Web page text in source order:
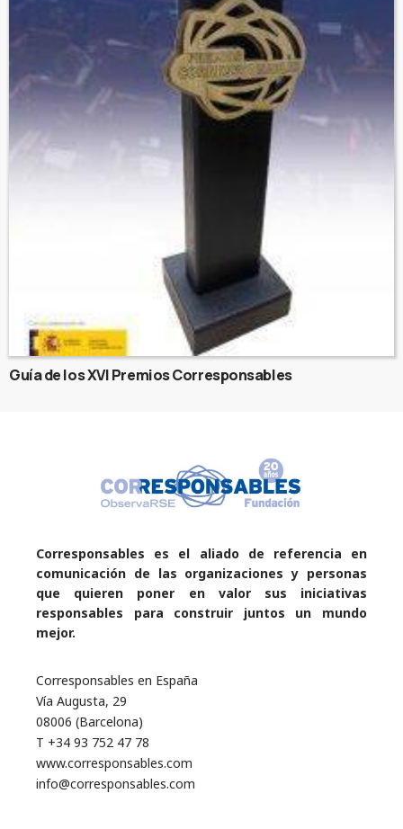
Guía de los XVI Premios Corresponsables
Corresponsables es el aliado de referencia en
comunicación de las organizaciones y personas
que quieren poner en valor sus iniciativas
responsables para construir juntos un mundo
mejor.
Corresponsables en España
Vía Augusta, 29
08006 (Barcelona)
T +34 93 752 47 78
www.corresponsables.com
info@corresponsables.com